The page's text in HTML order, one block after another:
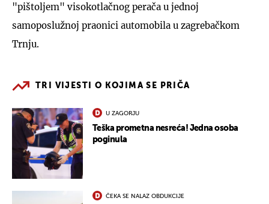
"pištoljem" visokotlačnog perača u jednoj
samoposlužnoj praonici automobila u zagrebačkom
Trnju.
TRI VIJESTI O KOJIMA SE PRIČA
U ZAGORJU
Teška prometna nesreća! Jedna osoba
poginula
ČEKA SE NALAZ OBDUKCIJE